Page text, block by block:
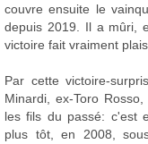
couvre ensuite le
depuis 2019. Il a mûri,
victoire fait vraiment
Par cette victoire-
Minardi, ex-Toro
les fils du passé: c'est
plus tôt, en 2008,